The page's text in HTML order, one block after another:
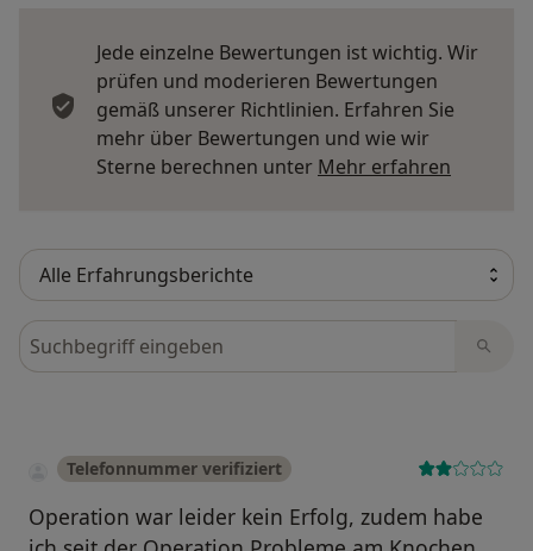
Jede einzelne Bewertungen ist wichtig. Wir
prüfen und moderieren Bewertungen
gemäß unserer Richtlinien. Erfahren Sie
mehr über Bewertungen und wie wir
Sterne berechnen unter Mehr erfahren
Bewertungen durchsuchen
Telefonnummer verifiziert
Operation war leider kein Erfolg, zudem habe